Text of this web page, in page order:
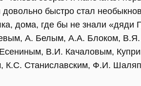
быстро стал
дома, где бы не знали «дяди
А. Белым, А.А. Блоком,
В.И. Качаловым,
К.С. Станиславским, Ф.И.